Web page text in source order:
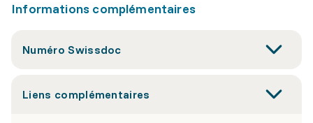
Informations complémentaires
Numéro Swissdoc
Liens complémentaires